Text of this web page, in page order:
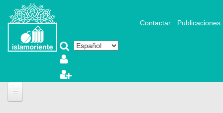
Pasar al contenido principal
Contactar Publicaciones